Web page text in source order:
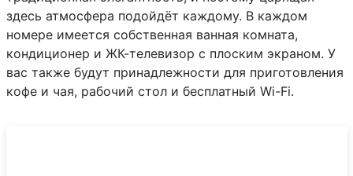
здесь атмосфера подойдёт каждому. В каждом
номере имеется собственная ванная комната,
кондиционер и ЖК-телевизор с плоским экраном. У
вас также будут принадлежности для приготовления
кофе и чая, рабочий стол и бесплатный Wi-Fi.